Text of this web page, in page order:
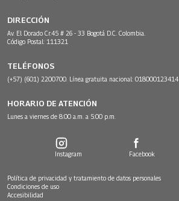
DIRECCIÓN
Av. El Dorado Cr.45 # 26 - 33 Bogotá D.C. Colombia.
Código Postal: 111321
TELÉFONOS
(+57) (601) 2200700. Línea gratuita nacional: 018000123414
HORARIO DE ATENCIÓN
Lunes a viernes de 8:00 a.m. a 5:00 p.m.
Instagram Facebook
Política de privacidad y tratamiento de datos personales
Condiciones de uso
Accesibilidad